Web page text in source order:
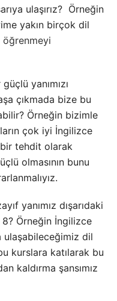
ulaşırız? Örneğin
yakın birçok dil
öğrenmeyi
yanımızı
çıkmada bize bu
Örneğin bizimle
çok iyi İngilizce
tehdit olarak
olmasının bunu
yanımız dışarıdaki
Örneğin İngilizce
ulaşabileceğimiz dil
kurslara katılarak bu
kaldırma şansımız